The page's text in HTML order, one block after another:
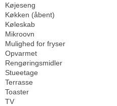
Køjeseng
Køkken (åbent)
Køleskab
Mikroovn
Mulighed for fryser
Opvarmet
Rengøringsmidler
Stueetage
Terrasse
Toaster
TV